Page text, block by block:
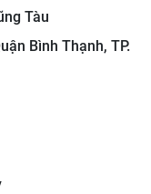
Tàu
Bình Thạnh, TP.